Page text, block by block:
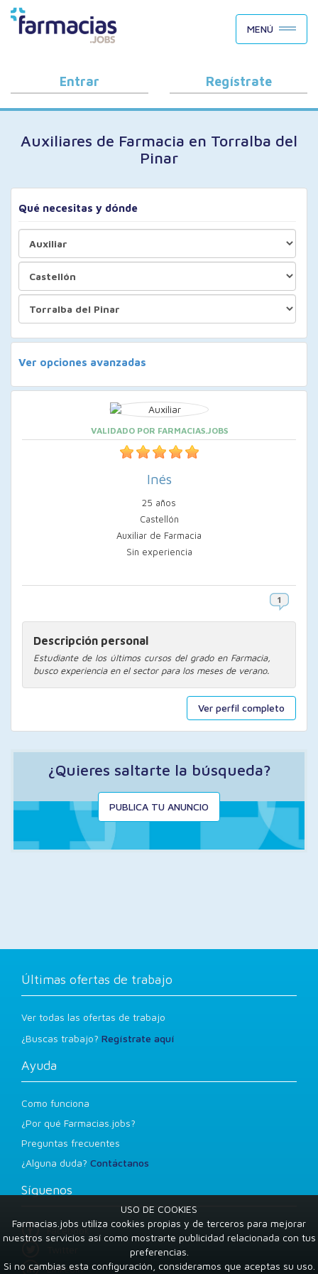
BUSCAR CANDIDATOS
OFERTAS DE EMPLEO
COMO FUNCIONA
PORQUÉ FARMACIAS.JOBS
BLOG
MENÚ
Entrar Regístrate
Auxiliares de Farmacia en Torralba del
Pinar
Qué necesitas y dónde
Ver opciones avanzadas
Ver perfil completo
VALIDADO POR FARMACIAS.JOBS
Inés
25 años
Castellón
Auxiliar de Farmacia
Sin experiencia
Descripción personal
Estudiante de los últimos cursos del grado en Farmacia,
busco experiencia en el sector para los meses de verano.
¿Quieres saltarte la búsqueda?
PUBLICA TU ANUNCIO
Últimas ofertas de trabajo
Ver todas las ofertas de trabajo
¿Buscas trabajo? Regístrate aquí
Ayuda
Como funciona
¿Por qué Farmacias.jobs?
Preguntas frecuentes
¿Alguna duda? Contáctanos
Síguenos
Facebook
LinkedIn
USO DE COOKIES
Farmacias.jobs utiliza cookies propias y de terceros para mejorar
nuestros servicios así como mostrarte publicidad relacionada con tus
preferencias.
Si no cambias esta configuración, consideramos que aceptas su uso.